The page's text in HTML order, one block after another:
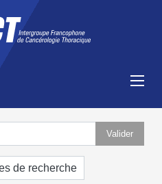
Valider
de recherche